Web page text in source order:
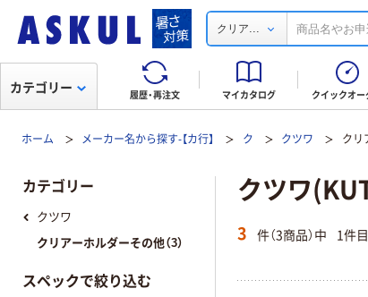
クリア...
履歴・再注文 マイカタログ クイックオー
カテゴリー
ホーム メーカー名から探す-【カ行】 ク クツワ クリ
クツワ
3 件（3商品）中 1件
カテゴリー
クツワ
クリアーホルダーその他（3）
スペックで絞り込む